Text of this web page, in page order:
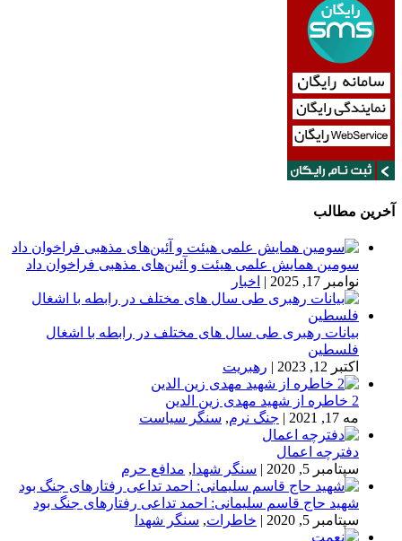
آخرین مطالب
سومین همایش علمی هیئت و آئین‌های مذهبی فراخوان داد
نوامبر 17, 2025
| اخبار
بیانات رهبری طی سال های مختلف در رابطه با اشغال
فلسطین
اکتبر 12, 2023
| رهبریت
2 خاطره از شهید مهدی زین الدین
مه 17, 2021
| جنگ نرم, سنگر سیاست
دفترچه اعمال
سپتامبر 5, 2020
| سنگر شهدا , مدافع حرم
شهید حاج قاسم سلیمانی: احمد تداعی رفتارهای جنگ بود
سپتامبر 5, 2020
| خاطرات, سنگر شهدا